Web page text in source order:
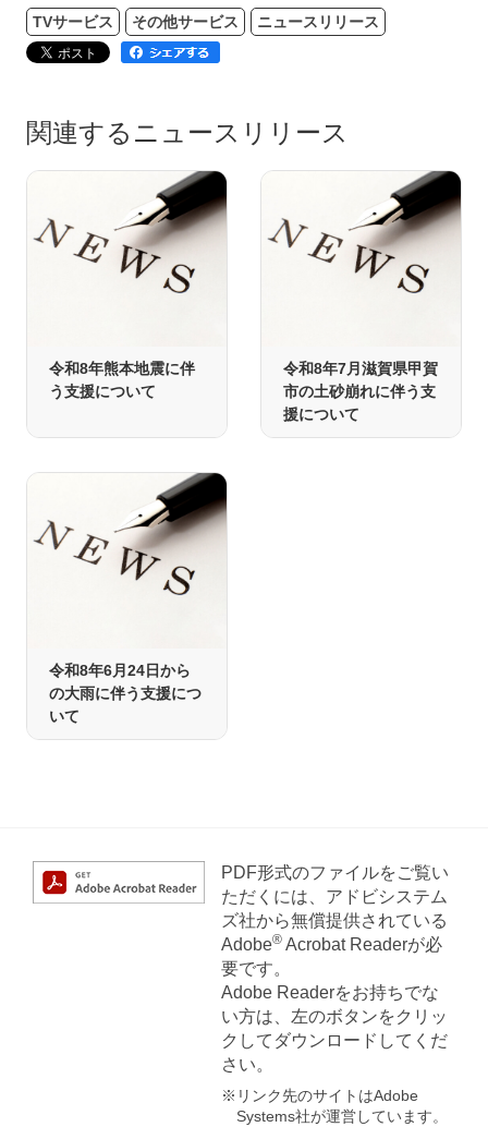
TVサービス その他サービス ニュースリリース
関連するニュースリリース
令和8年熊本地震に伴
う支援について
令和8年7月滋賀県甲賀
市の土砂崩れに伴う支
援について
令和8年6月24日から
の大雨に伴う支援につ
いて
PDF形式のファイルをご覧い
ただくには、アドビシステム
ズ社から無償提供されている
Adobe®Acrobat Readerが必
要です。
Adobe Readerをお持ちでな
い方は、左のボタンをクリッ
クしてダウンロードしてくだ
さい。
※リンク先のサイトはAdobe
Systems社が運営しています。